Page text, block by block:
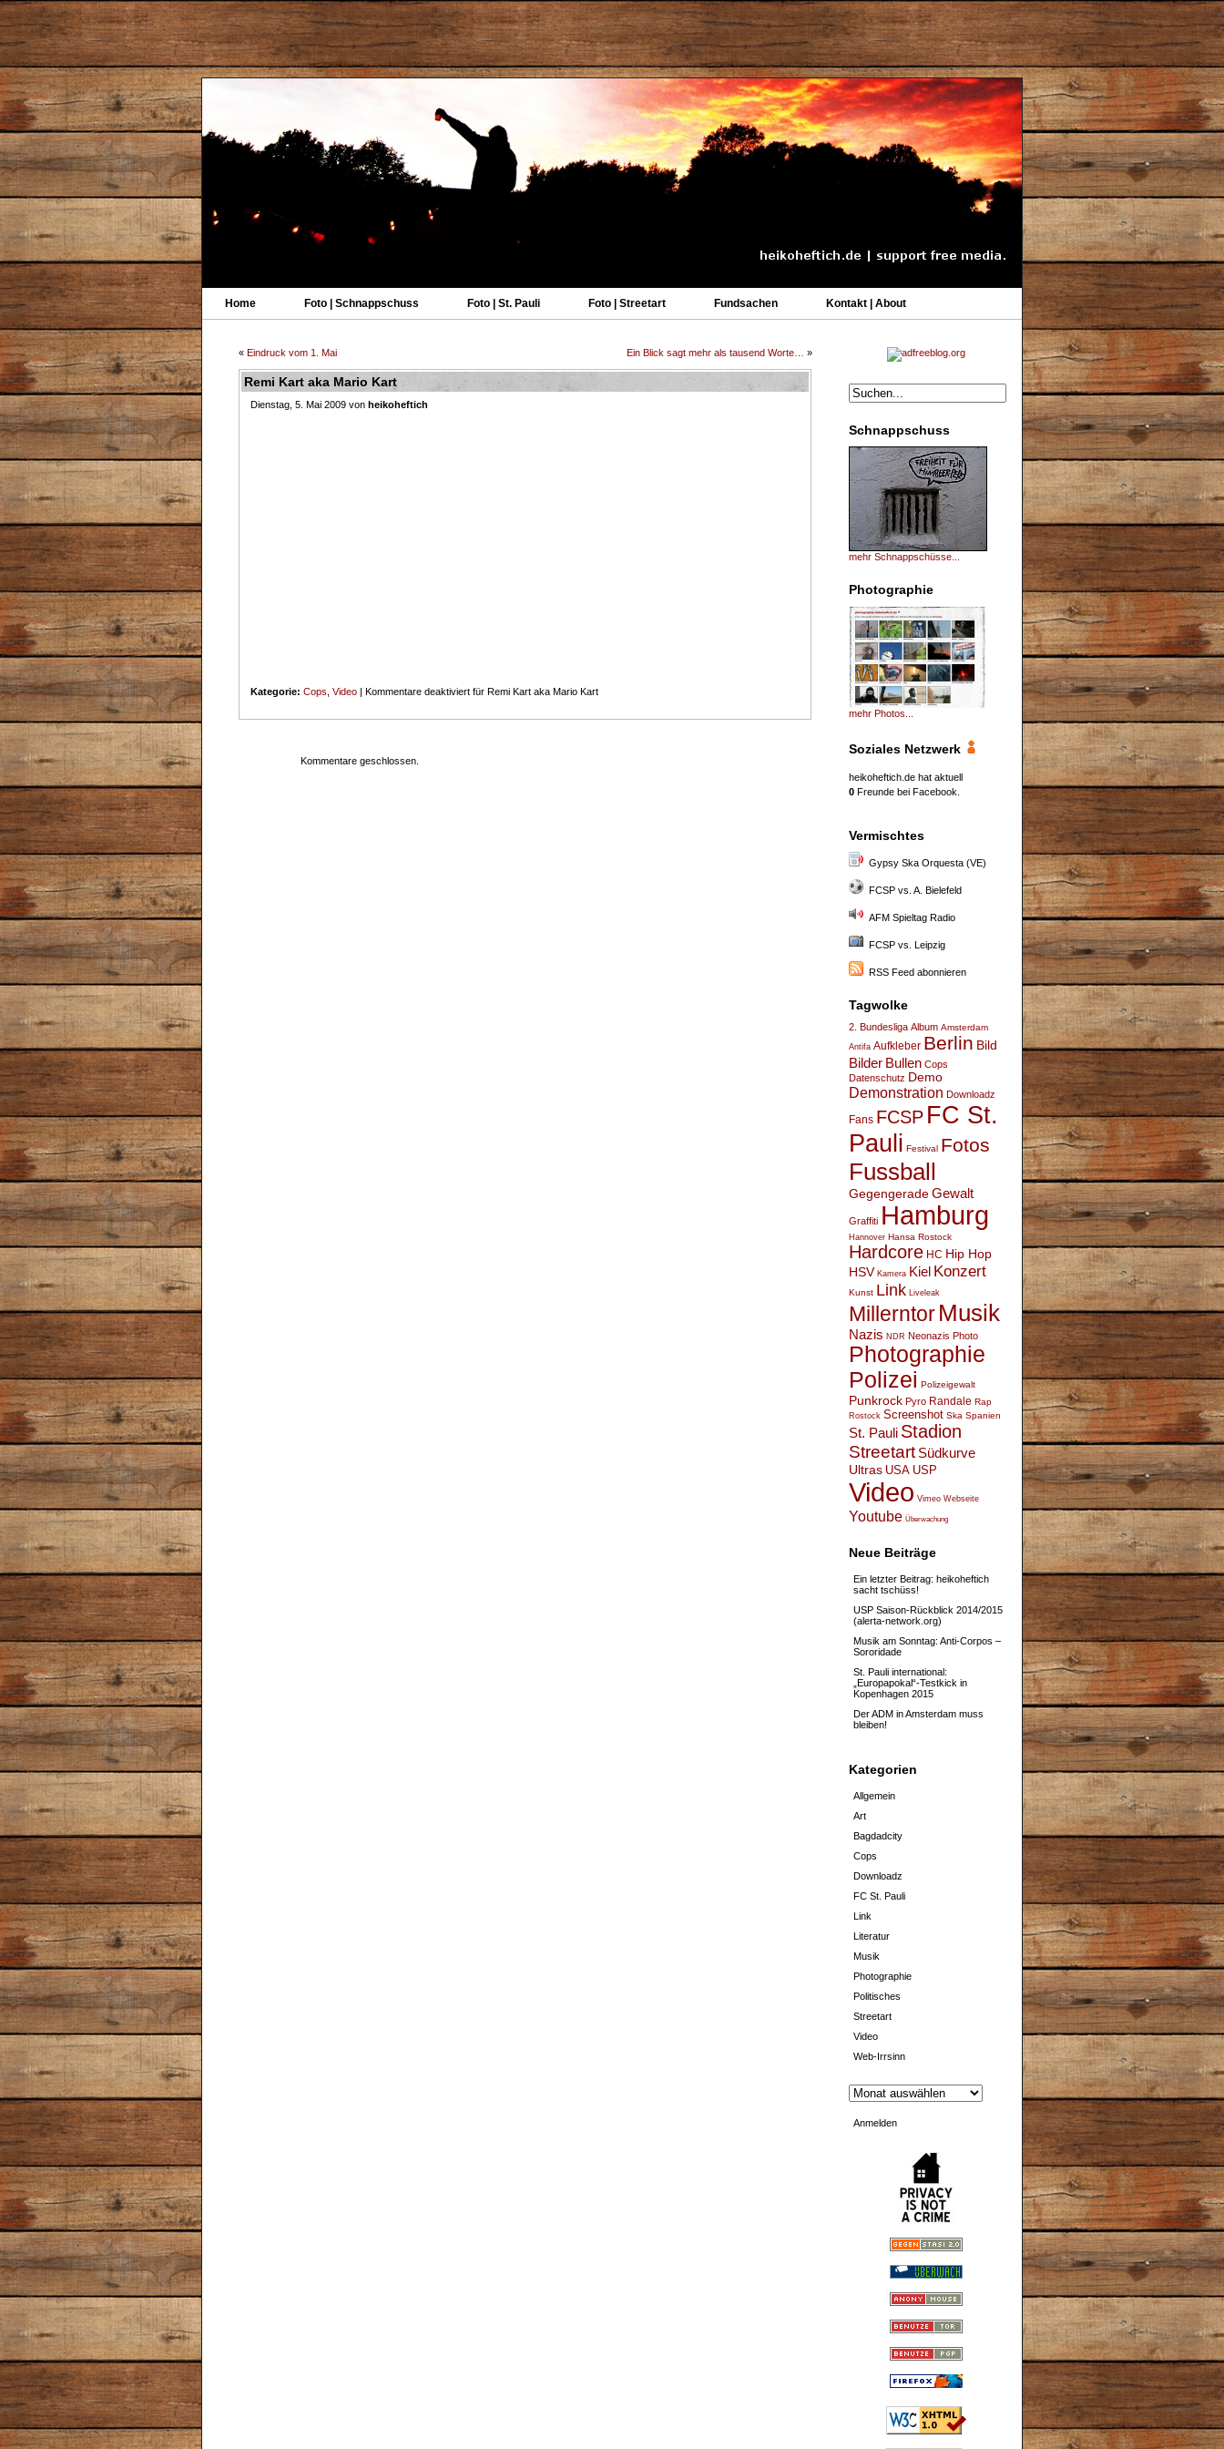
Home Foto | Schnappschuss Foto | St. Pauli Foto | Streetart Fundsachen Kontakt | About
Schnappschuss
mehr Schnappschüsse...
Photographie
mehr Photos...
Soziales Netzwerk
heikoheftich.de hat aktuell
0 Freunde bei Facebook.
Vermischtes
Gypsy Ska Orquesta (VE)
FCSP vs. A. Bielefeld
AFM Spieltag Radio
FCSP vs. Leipzig
RSS Feed abonnieren
Tagwolke
2. Bundesliga Album Amsterdam
Antifa Aufkleber Berlin Bild
Bilder Bullen Cops
Datenschutz Demo
Demonstration Downloadz
Fans FCSP FC St.
Pauli Festival Fotos
Fussball
GegengeradeGewalt
Graffiti Hamburg
Hannover Hansa Rostock
Hardcore HC Hip Hop
HSV Kamera Kiel Konzert
Kunst Link Liveleak
Millerntor Musik
Nazis NDR Neonazis Photo
Photographie
Polizei Polizeigewalt
Punkrock Pyro Randale Rap
Rostock Screenshot Ska Spanien
St. Pauli Stadion
Streetart Südkurve
Ultras USA USP
Video Vimeo Webseite
Youtube Überwachung
Neue Beiträge
Ein letzter Beitrag: heikoheftich
sacht tschüss!
USP Saison-Rückblick 2014/2015
(alerta-network.org)
Musik am Sonntag: Anti-Corpos –
Sororidade
St. Pauli international:
„Europapokal“-Testkick in
Kopenhagen 2015
Der ADM in Amsterdam muss
bleiben!
Kategorien
Allgemein
Art
Bagdadcity
Cops
Downloadz
FC St. Pauli
Link
Literatur
Musik
Photographie
Politisches
Streetart
Video
Web-Irrsinn
Anmelden
« Eindruck vom 1. Mai Ein Blick sagt mehr als tausend Worte… »
Remi Kart aka Mario Kart
Dienstag, 5. Mai 2009 von heikoheftich
Kategorie: Cops Video | Kommentare deaktiviert für Remi Kart aka Mario Kart
Kommentare geschlossen.